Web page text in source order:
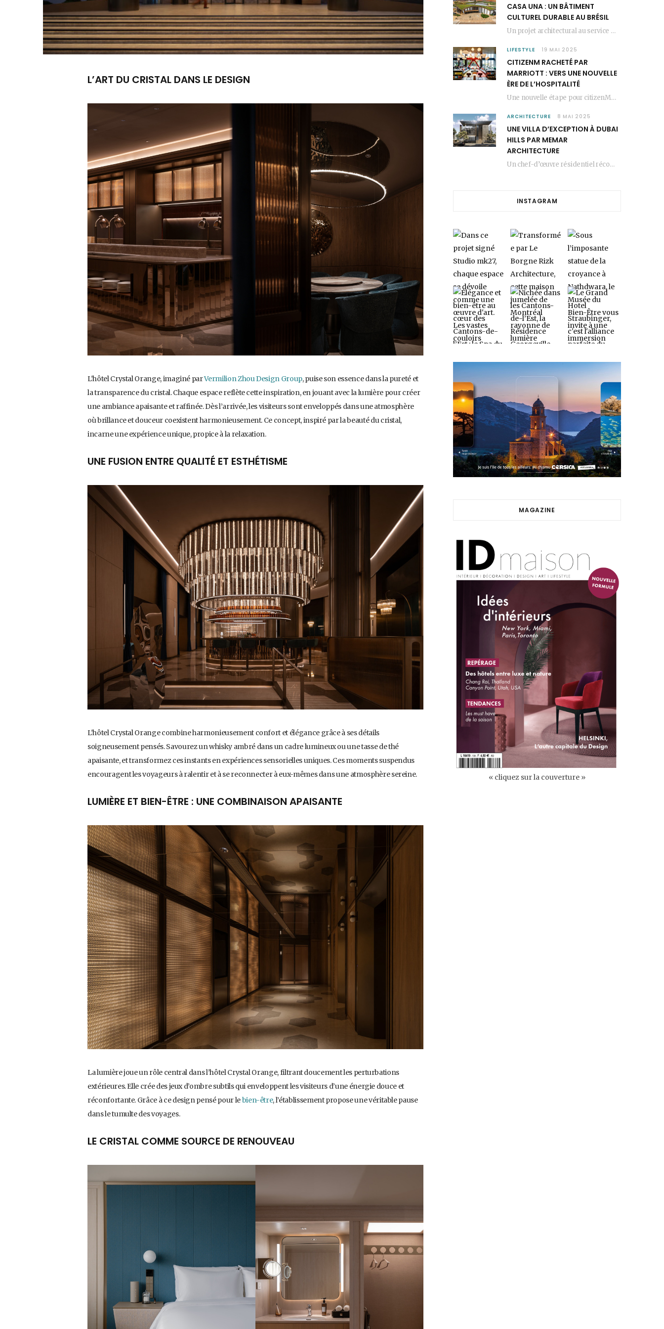
L’ART DU CRISTAL DANS LE DESIGN
L’hôtel Crystal Orange, imaginé parVermilion Zhou Design Group, puise son essence dans la pureté et
la transparence du cristal. Chaque espace reflète cette inspiration, en jouant avec la lumière pour créer
une ambiance apaisante et raffinée. Dès l’arrivée, les visiteurs sont enveloppés dans une atmosphère
où brillance et douceur coexistent harmonieusement. Ce concept, inspiré par la beauté du cristal,
incarne une expérience unique, propice à la relaxation.
UNE FUSION ENTRE QUALITÉ ET ESTHÉTISME
L’hôtel Crystal Orange combine harmonieusement confort et élégance grâce à ses détails
soigneusement pensés. Savourez un whisky ambré dans un cadre lumineux ou une tasse de thé
apaisante, et transformez ces instants en expériences sensorielles uniques. Ces moments suspendus
encouragent les voyageurs à ralentir et à se reconnecter à eux-mêmes dans une atmosphère sereine.
LUMIÈRE ET BIEN-ÊTRE : UNE COMBINAISON APAISANTE
La lumière joue un rôle central dans l’hôtel Crystal Orange, filtrant doucement les perturbations
extérieures. Elle crée des jeux d’ombre subtils qui enveloppent les visiteurs d’une énergie douce et
réconfortante. Grâce à ce design pensé pour lebien-être, l’établissement propose une véritable pause
dans le tumulte des voyages.
LE CRISTAL COMME SOURCE DE RENOUVEAU
CASA UNA : UN BÂTIMENT
CULTUREL DURABLE AU BRÉSIL
Un projet architectural au service du lien social Casa Una est un bâtiment culturel durable…
LIFESTYLE 19 MAI 2025
CITIZENM RACHETÉ PAR
MARRIOTT : VERS UNE NOUVELLE
ÈRE DE L’HOSPITALITÉ
Une nouvelle étape pour citizenM citizenM racheté par Marriott, c’est une annonce qui marque un…
ARCHITECTURE 8 MAI 2025
UNE VILLA D’EXCEPTION À DUBAI
HILLS PAR MEMAR
ARCHITECTURE
Un chef-d’œuvre résidentiel récompensé MEMAR Architecture, agence renommée basée à Dubaï, présente aujourd’hui sa dernière…
INSTAGRAM
MAGAZINE
« cliquez sur la couverture »